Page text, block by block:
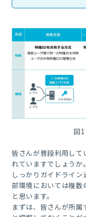
図
皆さんが普段利用し
れていますでしょうか。
しっかりガイドライ
部環境においては複数
と思います。
まずは、皆さんが所